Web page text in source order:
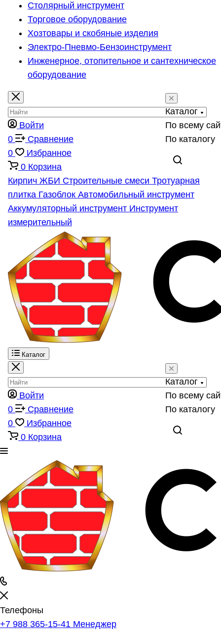
Столярный инструмент
Торговое оборудование
Хозтовары и скобяные изделия
Электро-Пневмо-Бензоинструмент
Инженерное, отопительное и сантехническое
оборудование
Каталог
По всему
По каталогу
Войти
0
Сравнение
0
Избранное
0 Корзина
Кирпич ЖБИ Строительные смеси Тротуарная
плитка Газоблок Автомобильный инструмент
Аккумуляторный инструмент Инструмент
измерительный
Каталог
Каталог
По всему
По каталогу
Войти
0
Сравнение
0
Избранное
0 Корзина
Телефоны
+7 988 365-15-41 Менеджер